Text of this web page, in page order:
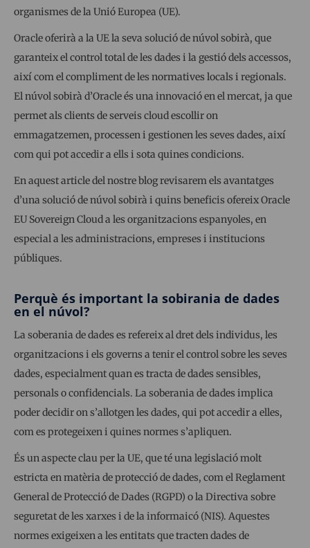
organismes de la Unió Europea (UE).
Oracle oferirà a la UE la seva solució de núvol sobirà, que
garanteix el control total de les dades i la gestió dels accessos,
així com el compliment de les normatives locals i regionals.
El núvol sobirà d’Oracle és una innovació en el mercat, ja que
permet als clients de serveis cloud escollir on
emmagatzemen, processen i gestionen les seves dades, així
com qui pot accedir a ells i sota quines condicions.
En aquest article del nostre blog revisarem els avantatges
d’una solució de núvol sobirà i quins beneficis ofereix Oracle
EU Sovereign Cloud a les organitzacions espanyoles, en
especial a les administracions, empreses i institucions
públiques.
Perquè és important la sobirania de dades
en el núvol?
La soberania de dades es refereix al dret dels individus, les
organitzacions i els governs a tenir el control sobre les seves
dades, especialment quan es tracta de dades sensibles,
personals o confidencials. La soberania de dades implica
poder decidir on s’allotgen les dades, qui pot accedir a elles,
com es protegeixen i quines normes s’apliquen.
És un aspecte clau per la UE, que té una legislació molt
estricta en matèria de protecció de dades, com el Reglament
General de Protecció de Dades (RGPD) o la Directiva sobre
seguretat de les xarxes i de la informaicó (NIS). Aquestes
normes exigeixen a les entitats que tracten dades de